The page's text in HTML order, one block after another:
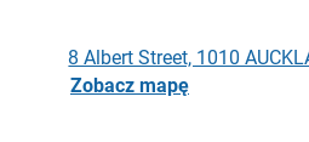
8 Albert Street, 1010
Zobacz mapę